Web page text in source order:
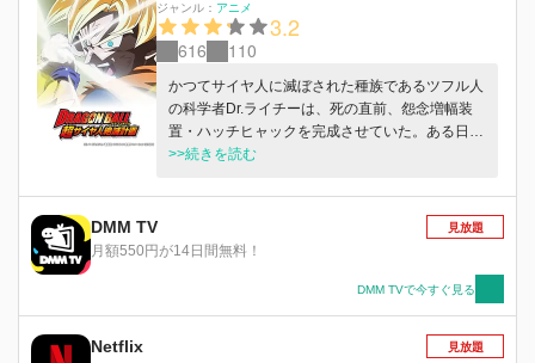
ジャンル： アニメ
3.2
616 110
かつてサイヤ人に滅ぼされた種族であるツフル人
の科学者Dr.ライチーは、死の直前、怨念増幅装
置・ハッチヒャックを完成させていた。ある日地
球は、突如として、あらゆる生命を死滅させるデ
ャックによって、サイヤ人に倒された者たちの怨
念を増幅させ、ライチーがゴーストとして甦った
のだ。悟空たちの前に姿を現すフリーザ、クウ
して、サイヤ人を倒す最強の戦士とは…!?
>>続きを読む
DMM TV
月額550円が14日間無料！
見放題
DMM TVで今すぐ見る
Netflix 見放題